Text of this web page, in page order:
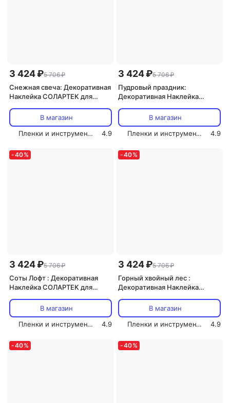
3 424 ₽5 706 ₽
Снежная свеча: Декоративная
Наклейка СОЛАРТЕК для
В магазин
Пленки и инструмент СОЛАРТЕК
4.9
3 424 ₽5 706 ₽
Пудровый праздник:
Декоративная Наклейка
210х80 смВ магазин
Пленки и инструмент СОЛАРТЕК
4.9
-40%
3 424 ₽5 706 ₽
Соты Лофт : Декоративная
Наклейка СОЛАРТЕК для
В магазин
Пленки и инструмент СОЛАРТЕК
4.9
-40%
3 424 ₽5 706 ₽
Горный хвойный лес :
Декоративная Наклейка
210х80 смВ магазин
Пленки и инструмент СОЛАРТЕК
4.9
-40% -40%